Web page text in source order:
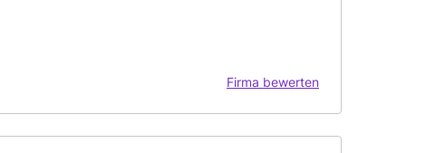
Firma bewerten